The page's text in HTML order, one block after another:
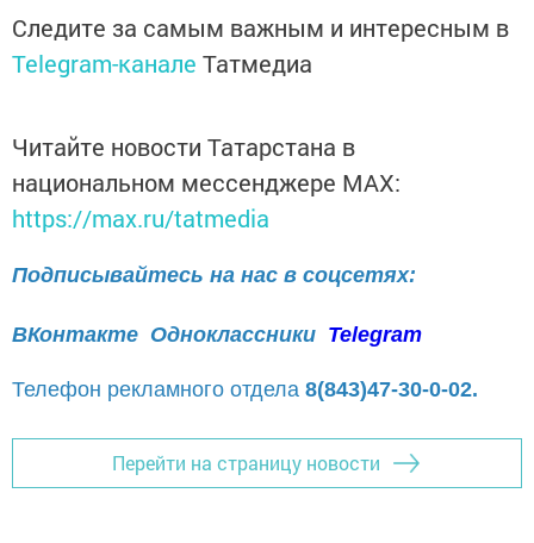
Следите за самым важным и интересным в
Telegram-канале Татмедиа
Читайте новости Татарстана в
национальном мессенджере MАХ:
https://max.ru/tatmedia
Подписывайтесь на нас в соцсетях:
ВКонтакте Одноклассники Telegram
Телефон рекламного отдела 8(843)47-30-0-02.
Перейти на страницу новости